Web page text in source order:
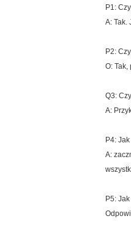
P1:
A: Tak.
P2:
O:
Q3:
A:
P4:
A:
P5: